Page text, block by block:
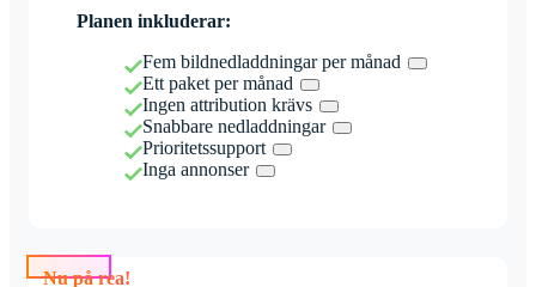
Planen inkluderar:
Fem bildnedladdningar per månad
Ett paket per månad
Ingen attribution krävs
Snabbare nedladdningar
Prioritetssupport
Inga annonser
Nu på rea!